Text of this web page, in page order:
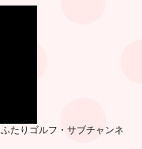
ふたりゴルフ・サブチ ャンネ